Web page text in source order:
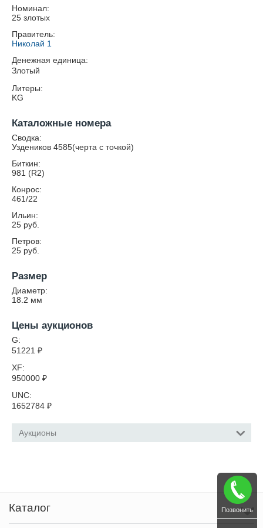
Номинал:
25 злотых
Правитель:
Николай 1
Денежная единица:
Злотый
Литеры:
KG
Каталожные номера
Сводка:
Уздеников 4585(черта с точкой)
Биткин:
981 (R2)
Конрос:
461/22
Ильин:
25 руб.
Петров:
25 руб.
Размер
Диаметр:
18.2 мм
Цены аукционов
G:
51221 ₽
XF:
950000 ₽
UNC:
1652784 ₽
Аукционы
Каталог Позвонить